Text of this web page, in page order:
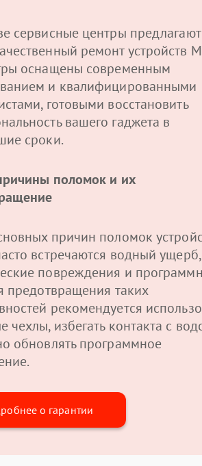
сервисные центры предлагают
ремонт устройств
оснащены современным
и квалифицированными
готовыми восстановить
вашего гаджета в
сроки.
поломок и их
причин поломок
встречаются водный ущерб,
повреждения и
предотвращения таких
рекомендуется
чехлы, избегать контакта с
обновлять программное
о гарантии